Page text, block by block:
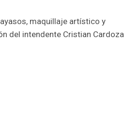
maquillaje artístico y
del intendente Cristian Cardoza